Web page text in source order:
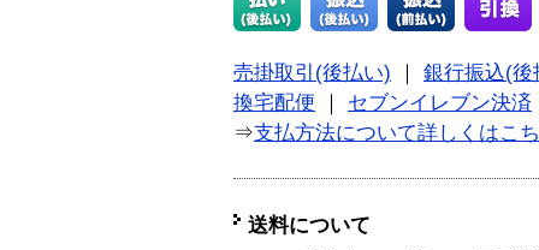
売掛取引(後払い)
銀行振込(後
換宅配便
セブンイレブン決済
⇒支払方法について詳しくはこ
送料について